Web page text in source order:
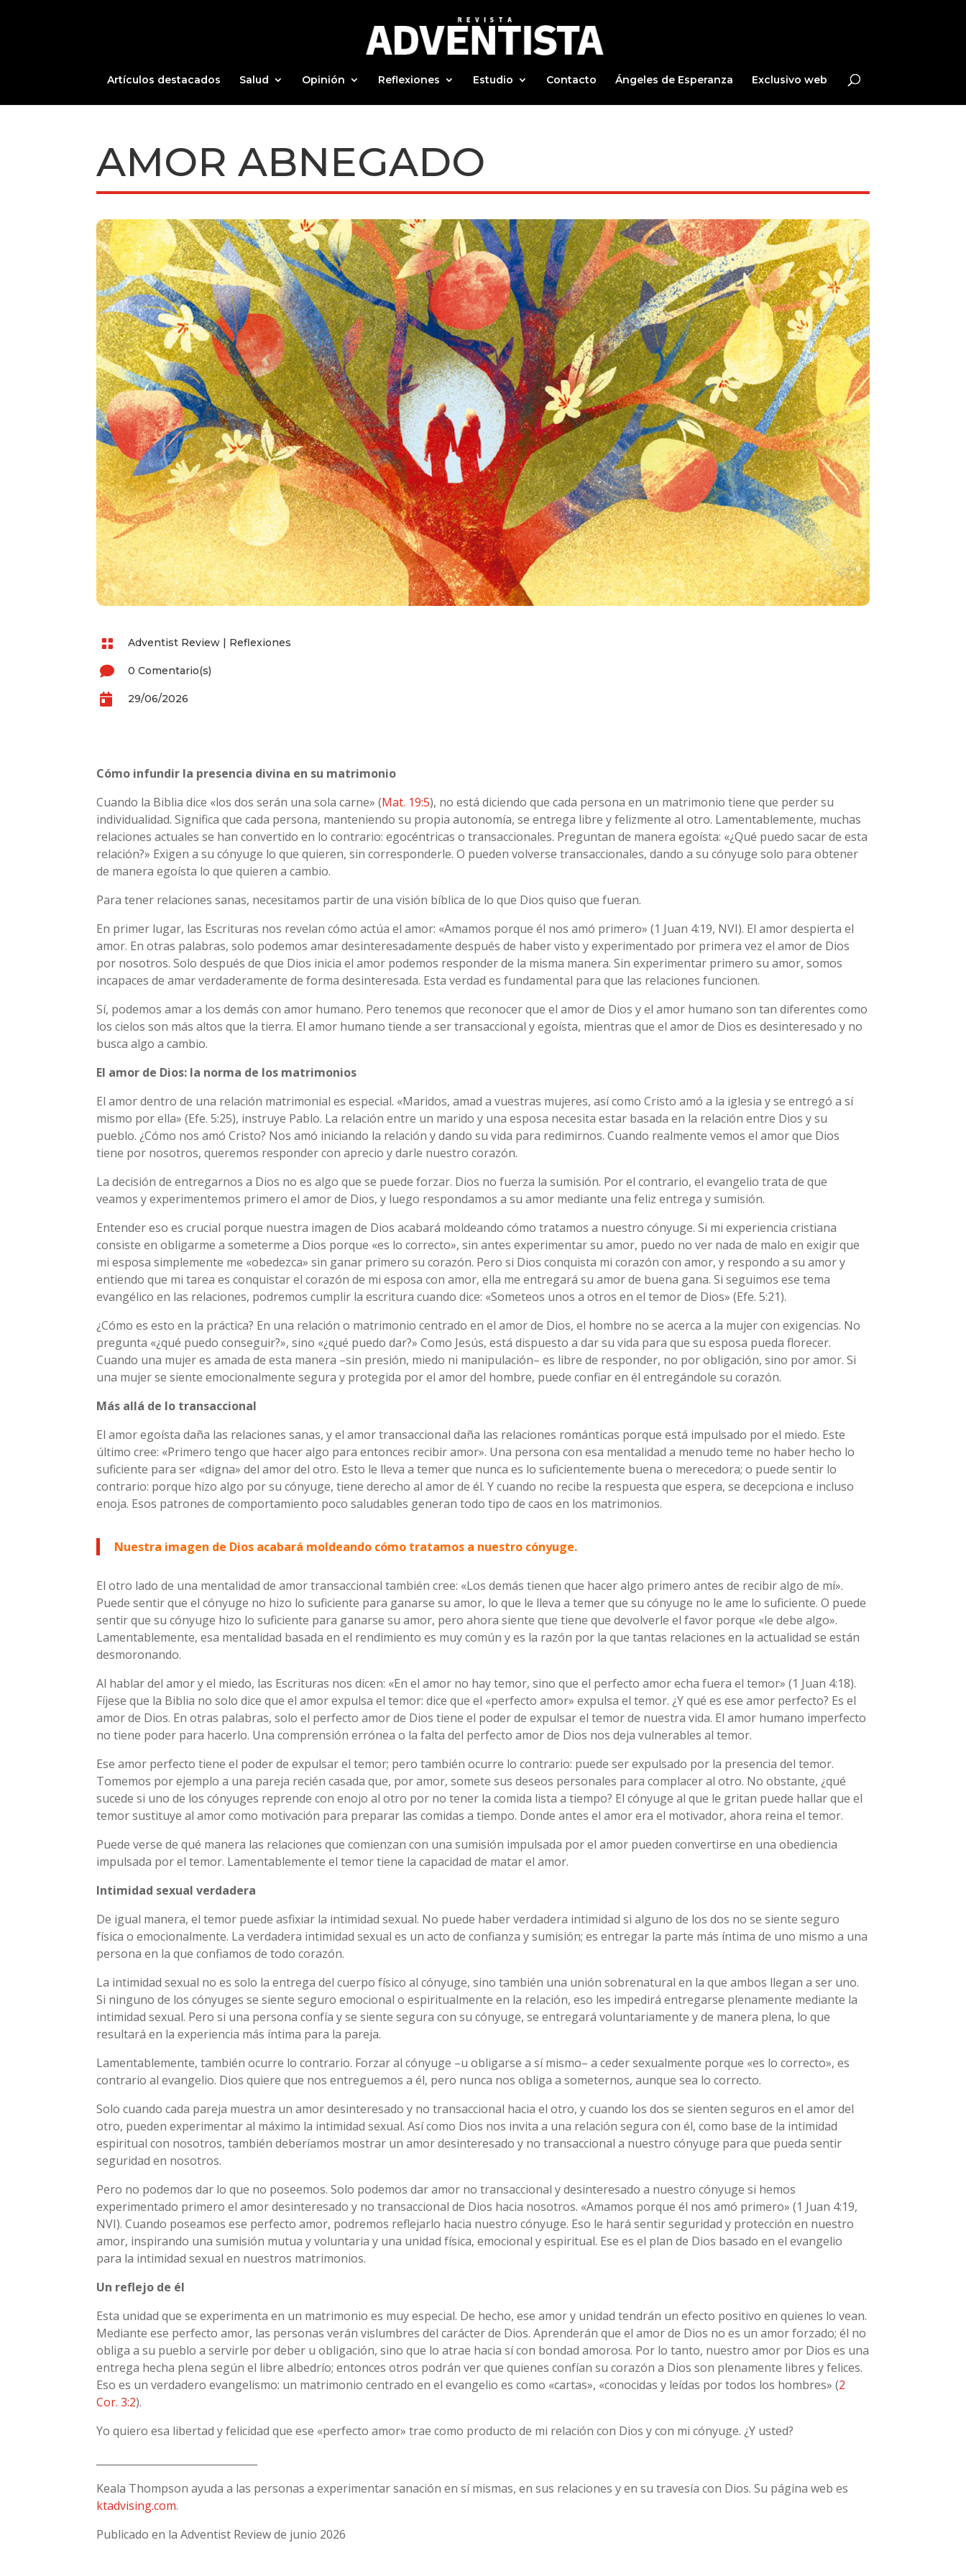
Artículos destacados Salud Opinión Reflexiones Estudio Contacto Ángeles de Esperanza Exclusivo web
AMOR ABNEGADO
 Adventist Review| Reflexiones
 0 Comentario(s)
 29/06/2026
Cómo infundir la presencia divina en su matrimonio
Cuando la Biblia dice «los dos serán una sola carne» (Mat. 19:5), no está diciendo que cada persona en un matrimonio tiene que perder su
individualidad. Significa que cada persona, manteniendo su propia autonomía, se entrega libre y felizmente al otro. Lamentablemente, muchas
relaciones actuales se han convertido en lo contrario: egocéntricas o transaccionales. Preguntan de manera egoísta: «¿Qué puedo sacar de esta
relación?» Exigen a su cónyuge lo que quieren, sin corresponderle. O pueden volverse transaccionales, dando a su cónyuge solo para obtener
de manera egoísta lo que quieren a cambio.
Para tener relaciones sanas, necesitamos partir de una visión bíblica de lo que Dios quiso que fueran.
En primer lugar, las Escrituras nos revelan cómo actúa el amor: «Amamos porque él nos amó primero» (1 Juan 4:19, NVI). El amor despierta el
amor. En otras palabras, solo podemos amar desinteresadamente después de haber visto y experimentado por primera vez el amor de Dios
por nosotros. Solo después de que Dios inicia el amor podemos responder de la misma manera. Sin experimentar primero su amor, somos
incapaces de amar verdaderamente de forma desinteresada. Esta verdad es fundamental para que las relaciones funcionen.
Sí, podemos amar a los demás con amor humano. Pero tenemos que reconocer que el amor de Dios y el amor humano son tan diferentes como
los cielos son más altos que la tierra. El amor humano tiende a ser transaccional y egoísta, mientras que el amor de Dios es desinteresado y no
busca algo a cambio.
El amor de Dios: la norma de los matrimonios
El amor dentro de una relación matrimonial es especial. «Maridos, amad a vuestras mujeres, así como Cristo amó a la iglesia y se entregó a sí
mismo por ella» (Efe. 5:25), instruye Pablo. La relación entre un marido y una esposa necesita estar basada en la relación entre Dios y su
pueblo. ¿Cómo nos amó Cristo? Nos amó iniciando la relación y dando su vida para redimirnos. Cuando realmente vemos el amor que Dios
tiene por nosotros, queremos responder con aprecio y darle nuestro corazón.
La decisión de entregarnos a Dios no es algo que se puede forzar. Dios no fuerza la sumisión. Por el contrario, el evangelio trata de que
veamos y experimentemos primero el amor de Dios, y luego respondamos a su amor mediante una feliz entrega y sumisión.
Entender eso es crucial porque nuestra imagen de Dios acabará moldeando cómo tratamos a nuestro cónyuge. Si mi experiencia cristiana
consiste en obligarme a someterme a Dios porque «es lo correcto», sin antes experimentar su amor, puedo no ver nada de malo en exigir que
mi esposa simplemente me «obedezca» sin ganar primero su corazón. Pero si Dios conquista mi corazón con amor, y respondo a su amor y
entiendo que mi tarea es conquistar el corazón de mi esposa con amor, ella me entregará su amor de buena gana. Si seguimos ese tema
evangélico en las relaciones, podremos cumplir la escritura cuando dice: «Someteos unos a otros en el temor de Dios» (Efe. 5:21).
¿Cómo es esto en la práctica? En una relación o matrimonio centrado en el amor de Dios, el hombre no se acerca a la mujer con exigencias. No
pregunta «¿qué puedo conseguir?», sino «¿qué puedo dar?» Como Jesús, está dispuesto a dar su vida para que su esposa pueda florecer.
Cuando una mujer es amada de esta manera –sin presión, miedo ni manipulación– es libre de responder, no por obligación, sino por amor. Si
una mujer se siente emocionalmente segura y protegida por el amor del hombre, puede confiar en él entregándole su corazón.
Más allá de lo transaccional
El amor egoísta daña las relaciones sanas, y el amor transaccional daña las relaciones románticas porque está impulsado por el miedo. Este
último cree: «Primero tengo que hacer algo para entonces recibir amor». Una persona con esa mentalidad a menudo teme no haber hecho lo
suficiente para ser «digna» del amor del otro. Esto le lleva a temer que nunca es lo suficientemente buena o merecedora; o puede sentir lo
contrario: porque hizo algo por su cónyuge, tiene derecho al amor de él. Y cuando no recibe la respuesta que espera, se decepciona e incluso
enoja. Esos patrones de comportamiento poco saludables generan todo tipo de caos en los matrimonios.
Nuestra imagen de Dios acabará moldeando cómo tratamos a nuestro cónyuge.
El otro lado de una mentalidad de amor transaccional también cree: «Los demás tienen que hacer algo primero antes de recibir algo de mí».
Puede sentir que el cónyuge no hizo lo suficiente para ganarse su amor, lo que le lleva a temer que su cónyuge no le ame lo suficiente. O puede
sentir que su cónyuge hizo lo suficiente para ganarse su amor, pero ahora siente que tiene que devolverle el favor porque «le debe algo».
Lamentablemente, esa mentalidad basada en el rendimiento es muy común y es la razón por la que tantas relaciones en la actualidad se están
desmoronando.
Al hablar del amor y el miedo, las Escrituras nos dicen: «En el amor no hay temor, sino que el perfecto amor echa fuera el temor» (1 Juan 4:18).
Fíjese que la Biblia no solo dice que el amor expulsa el temor: dice que el «perfecto amor» expulsa el temor. ¿Y qué es ese amor perfecto? Es el
amor de Dios. En otras palabras, solo el perfecto amor de Dios tiene el poder de expulsar el temor de nuestra vida. El amor humano imperfecto
no tiene poder para hacerlo. Una comprensión errónea o la falta del perfecto amor de Dios nos deja vulnerables al temor.
Ese amor perfecto tiene el poder de expulsar el temor; pero también ocurre lo contrario: puede ser expulsado por la presencia del temor.
Tomemos por ejemplo a una pareja recién casada que, por amor, somete sus deseos personales para complacer al otro. No obstante, ¿qué
sucede si uno de los cónyuges reprende con enojo al otro por no tener la comida lista a tiempo? El cónyuge al que le gritan puede hallar que el
temor sustituye al amor como motivación para preparar las comidas a tiempo. Donde antes el amor era el motivador, ahora reina el temor.
Puede verse de qué manera las relaciones que comienzan con una sumisión impulsada por el amor pueden convertirse en una obediencia
impulsada por el temor. Lamentablemente el temor tiene la capacidad de matar el amor.
Intimidad sexual verdadera
De igual manera, el temor puede asfixiar la intimidad sexual. No puede haber verdadera intimidad si alguno de los dos no se siente seguro
física o emocionalmente. La verdadera intimidad sexual es un acto de confianza y sumisión; es entregar la parte más íntima de uno mismo a una
persona en la que confiamos de todo corazón.
La intimidad sexual no es solo la entrega del cuerpo físico al cónyuge, sino también una unión sobrenatural en la que ambos llegan a ser uno.
Si ninguno de los cónyuges se siente seguro emocional o espiritualmente en la relación, eso les impedirá entregarse plenamente mediante la
intimidad sexual. Pero si una persona confía y se siente segura con su cónyuge, se entregará voluntariamente y de manera plena, lo que
resultará en la experiencia más íntima para la pareja.
Lamentablemente, también ocurre lo contrario. Forzar al cónyuge –u obligarse a sí mismo– a ceder sexualmente porque «es lo correcto», es
contrario al evangelio. Dios quiere que nos entreguemos a él, pero nunca nos obliga a someternos, aunque sea lo correcto.
Solo cuando cada pareja muestra un amor desinteresado y no transaccional hacia el otro, y cuando los dos se sienten seguros en el amor del
otro, pueden experimentar al máximo la intimidad sexual. Así como Dios nos invita a una relación segura con él, como base de la intimidad
espiritual con nosotros, también deberíamos mostrar un amor desinteresado y no transaccional a nuestro cónyuge para que pueda sentir
seguridad en nosotros.
Pero no podemos dar lo que no poseemos. Solo podemos dar amor no transaccional y desinteresado a nuestro cónyuge si hemos
experimentado primero el amor desinteresado y no transaccional de Dios hacia nosotros. «Amamos porque él nos amó primero» (1 Juan 4:19,
NVI). Cuando poseamos ese perfecto amor, podremos reflejarlo hacia nuestro cónyuge. Eso le hará sentir seguridad y protección en nuestro
amor, inspirando una sumisión mutua y voluntaria y una unidad física, emocional y espiritual. Ese es el plan de Dios basado en el evangelio
para la intimidad sexual en nuestros matrimonios.
Un reflejo de él
Esta unidad que se experimenta en un matrimonio es muy especial. De hecho, ese amor y unidad tendrán un efecto positivo en quienes lo vean.
Mediante ese perfecto amor, las personas verán vislumbres del carácter de Dios. Aprenderán que el amor de Dios no es un amor forzado; él no
obliga a su pueblo a servirle por deber u obligación, sino que lo atrae hacia sí con bondad amorosa. Por lo tanto, nuestro amor por Dios es una
entrega hecha plena según el libre albedrío; entonces otros podrán ver que quienes confían su corazón a Dios son plenamente libres y felices.
Eso es un verdadero evangelismo: un matrimonio centrado en el evangelio es como «cartas», «conocidas y leídas por todos los hombres» (2
Cor. 3:2).
Yo quiero esa libertad y felicidad que ese «perfecto amor» trae como producto de mi relación con Dios y con mi cónyuge. ¿Y usted?
Keala Thompson ayuda a las personas a experimentar sanación en sí mismas, en sus relaciones y en su travesía con Dios. Su página web es
ktadvising.com.
Publicado en la Adventist Review de junio 2026